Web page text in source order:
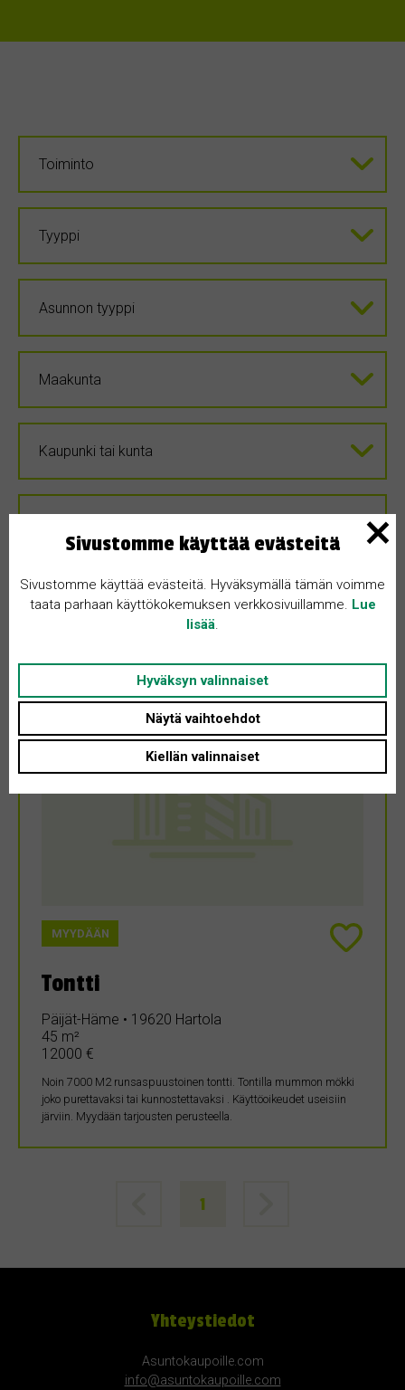
MYYDÄÄN
Tontti
Päijät-Häme • 19620 Hartola
45 m²
12000 €
Noin 7000 M2 runsaspuustoinen tontti. Tontilla mummon mökki
joko purettavaksi tai kunnostettavaksi . Käyttöoikeudet useisiin
järviin. Myydään tarjousten perusteella.
1
Yhteystiedot
Asuntokaupoille.com
info@asuntokaupoille.com
Sivustomme käyttää evästeitä
Sivustomme käyttää evästeitä. Hyväksymällä tämän voimme
taata parhaan käyttökokemuksen verkkosivuillamme. Lue
lisää.
Hyväksyn valinnaiset
Näytä vaihtoehdot
Kiellän valinnaiset